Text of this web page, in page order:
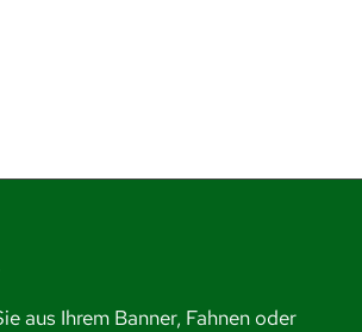
aus Ihrem Banner, Fahnen oder